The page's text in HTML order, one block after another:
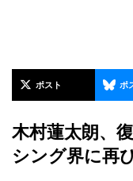
ポスト ポ
木村蓮太朗、
シング界に再